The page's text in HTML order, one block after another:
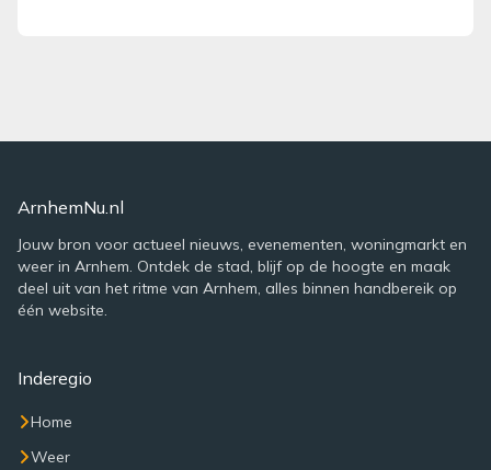
ArnhemNu.nl
Jouw bron voor actueel nieuws, evenementen, woningmarkt en
weer in Arnhem. Ontdek de stad, blijf op de hoogte en maak
deel uit van het ritme van Arnhem, alles binnen handbereik op
één website.
Inderegio
Home
Weer